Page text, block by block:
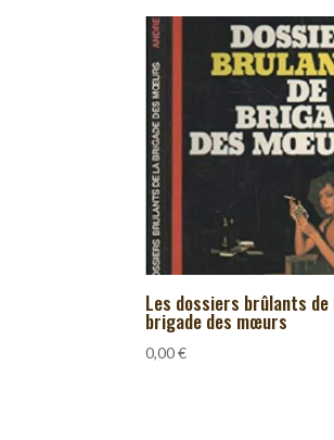
Les dossiers brûlants de
brigade des mœurs
0,00€